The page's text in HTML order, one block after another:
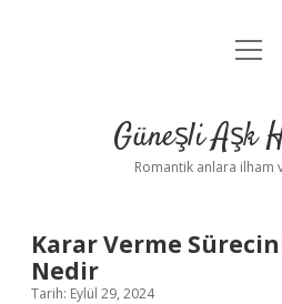
Anasayfa
Yasal
Güneşli Aşk
Romantik anlara ilham
Karar Verme
Nedir
Tarih: Eylül 29, 2024